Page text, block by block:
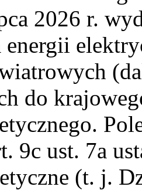
2026 r.
do
9c ust. 7a
(t. j.